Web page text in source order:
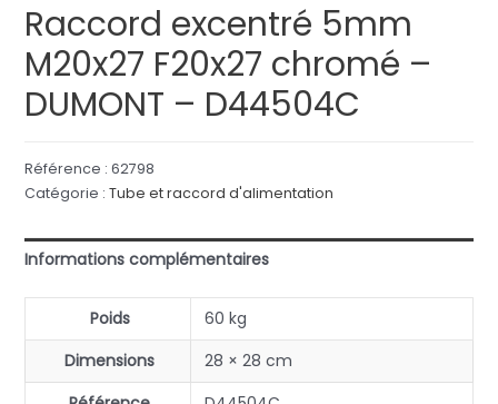
Raccord excentré 5mm
M20x27 F20x27 chromé –
DUMONT – D44504C
Référence : 62798
Catégorie : Tube et raccord d'alimentation
Informations complémentaires
Poids
60 kg
Dimensions
28 × 28 cm